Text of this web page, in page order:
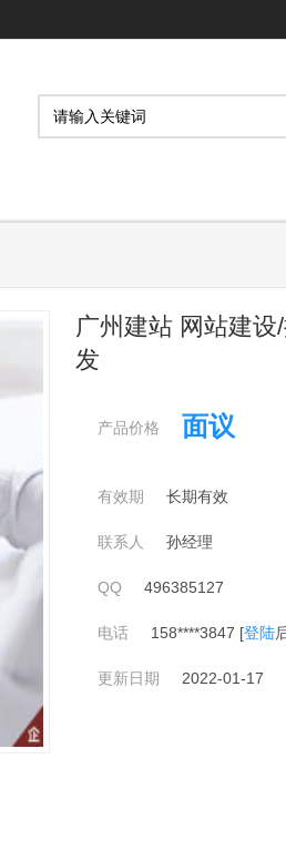
广州建站 网站建
发
产品价格 面议
有效期 长期有效
联系人 孙经理
QQ 496385127
电话 158****3847 [登陆
更新日期 2022-01-17